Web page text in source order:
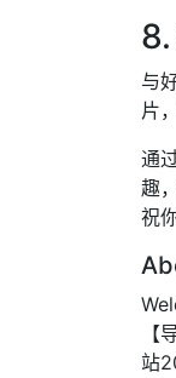
与
片
通
趣
祝
站